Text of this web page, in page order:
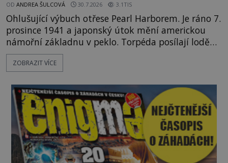
OD ANDREA ŠULCOVÁ 30.7.2026 3.1TIS
Ohlušující výbuch otřese Pearl Harborem. Je ráno 7.
prosince 1941 a japonský útok mění americkou
námořní základnu v peklo. Torpéda posílají lodě
ke dnu, hladinu pokrývá hořící nafta a začíná
jeden z nejosudovějších dnů 20. století. Všude
zahaluje kouř. Japonští letci se mohou radovat.
Svého nepřítele nachyt
ZOBRAZIT VÍCE